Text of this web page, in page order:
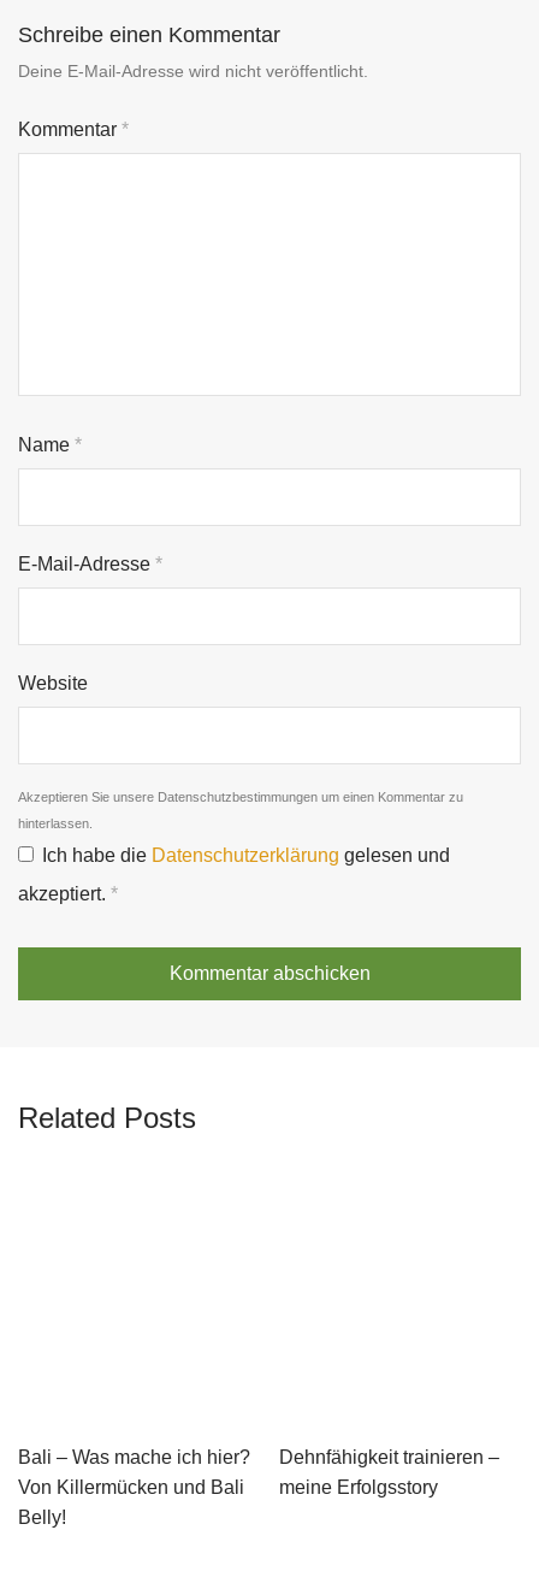
Schreibe einen Kommentar
Deine E-Mail-Adresse wird nicht veröffentlicht.
Kommentar *
Name *
E-Mail-Adresse *
Website
Akzeptieren Sie unsere Datenschutzbestimmungen um einen Kommentar zu
hinterlassen.
Ich habe die Datenschutzerklärung gelesen und
akzeptiert. *
Related Posts
Bali – Was mache ich hier?
Von Killermücken und Bali
Belly!
Dehnfähigkeit trainieren –
meine Erfolgsstory